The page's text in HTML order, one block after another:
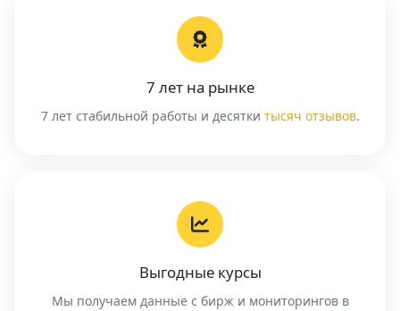
7 лет на рынке
7 лет стабильной работы и десятки тысяч отзывов.
Выгодные курсы
Мы получаем данные с бирж и мониторингов в